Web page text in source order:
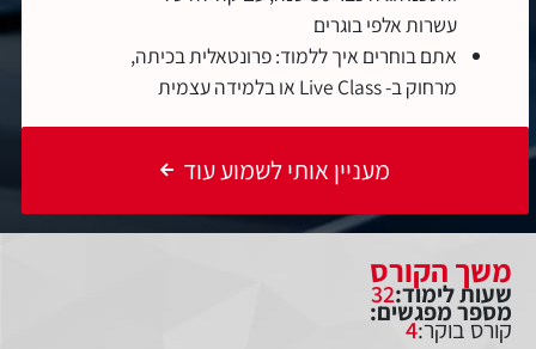
עשרות אלפי בוגרים
אתם בוחרים איך ללמוד: פרונטאלית בכיתה,
מרחוק ב- Live Class או בלמידה עצמית
מעניין אותי לשמוע עוד
משך הקורס
שעות לימוד:32
מספר מפגשים:
קורס בוקר:4